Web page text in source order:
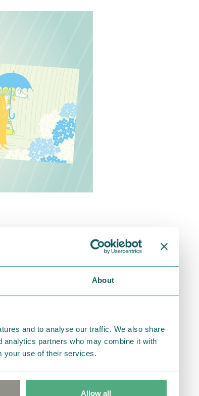
About
and to analyse our traffic. We also share
analytics partners who may combine it with
your use of their services.
Allow all
1枚
スタッフまでお問い合わせ
44971/